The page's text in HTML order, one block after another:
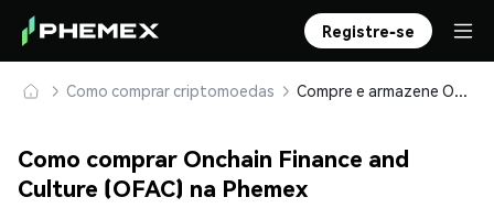
Registre-se
Como comprar criptomoedas Compre e armazene Onchain Finance and Culture (OFAC) com segurança
Como comprar Onchain Finance and
Culture (OFAC) na Phemex